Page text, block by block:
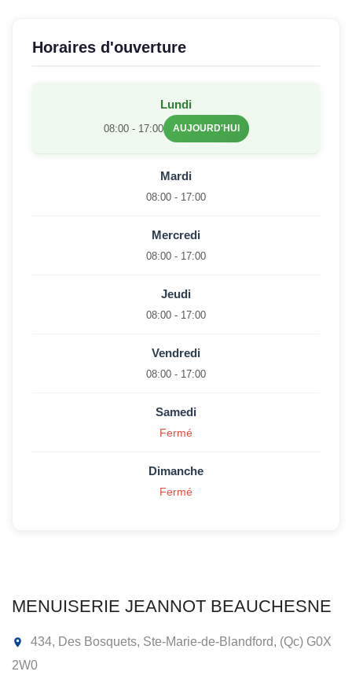
Horaires d'ouverture
Lundi
08:00 - 17:00 AUJOURD'HUI
Mardi
08:00 - 17:00
Mercredi
08:00 - 17:00
Jeudi
08:00 - 17:00
Vendredi
08:00 - 17:00
Samedi
Fermé
Dimanche
Fermé